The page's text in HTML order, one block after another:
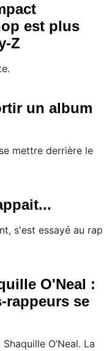
est plus
Z
un album
mettre derrière le
s'est essayé au rap
O'Neal :
rappeurs se
O’Neal. La